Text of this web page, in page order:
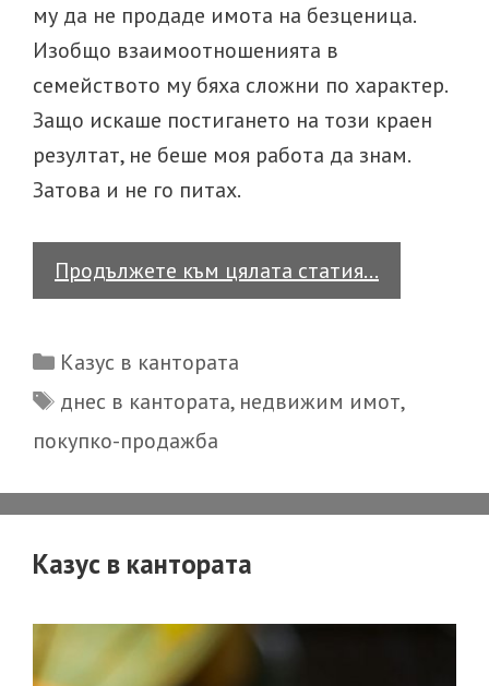
му да не продаде имота на безценица.
Изобщо взаимоотношенията в
семейството му бяха сложни по характер.
Защо искаше постигането на този краен
резултат, не беше моя работа да знам.
Затова и не го питах.
Продължете към цялата статия…
в
Categories
Казус в кантората
Tags
днес в кантората, недвижим имот,
покупко-продажба
Казус в кантората